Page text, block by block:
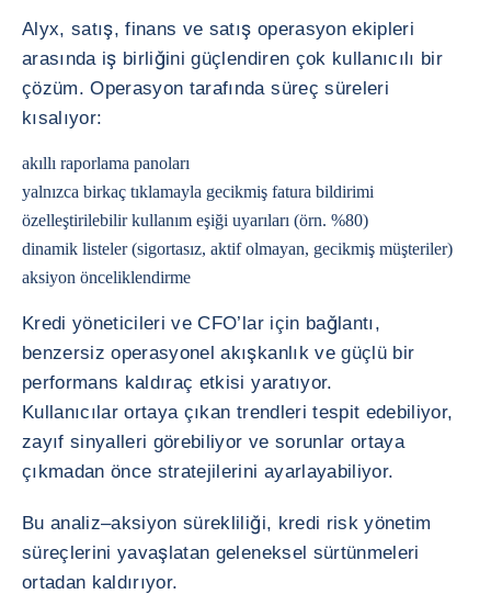
Alyx, satış, finans ve satış operasyon ekipleri
arasında iş birliğini güçlendiren çok kullanıcılı bir
çözüm. Operasyon tarafında süreç süreleri
kısalıyor:
akıllı raporlama panoları
yalnızca birkaç tıklamayla gecikmiş fatura bildirimi
özelleştirilebilir kullanım eşiği uyarıları (örn. %80)
dinamik listeler (sigortasız, aktif olmayan, gecikmiş müşteriler)
aksiyon önceliklendirme
Kredi yöneticileri ve CFO’lar için bağlantı,
benzersiz operasyonel akışkanlık ve güçlü bir
performans kaldıraç etkisi yaratıyor.
Kullanıcılar ortaya çıkan trendleri tespit edebiliyor,
zayıf sinyalleri görebiliyor ve sorunlar ortaya
çıkmadan önce stratejilerini ayarlayabiliyor.
Bu analiz–aksiyon sürekliliği, kredi risk yönetim
süreçlerini yavaşlatan geleneksel sürtünmeleri
ortadan kaldırıyor.